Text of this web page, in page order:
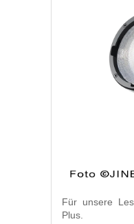
Für unsere
Plus.